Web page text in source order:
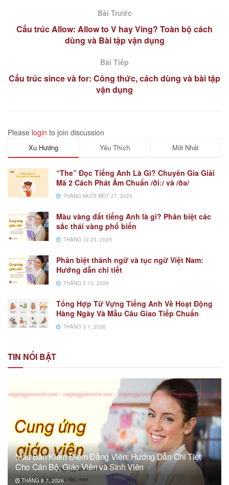
Bài Trước
Cấu trúc Allow: Allow to V hay Ving? Toàn bộ cách
dùng và Bài tập vận dụng
Bài Tiếp
Cấu trúc since và for: Công thức, cách dùng và bài tập
vận dụng
Please login to join discussion
Xu Hướng Yêu Thích Mới Nhất
“The” Đọc Tiếng Anh Là Gì? Chuyên Gia Giải
Mã 2 Cách Phát Âm Chuẩn /ðiː/ và /ðə/
THÁNG MƯỜI MỘT 27, 2025
Màu vàng đất tiếng Anh là gì? Phân biệt các
sắc thái vàng phổ biến
THÁNG 12 23, 2025
Phân biệt thành ngữ và tục ngữ Việt Nam:
Hướng dẫn chi tiết
THÁNG 3 15, 2026
Tổng Hợp Từ Vựng Tiếng Anh Về Hoạt Động
Hàng Ngày Và Mẫu Câu Giao Tiếp Chuẩn
THÁNG 3 1, 2026
TIN NỔI BẬT
Mẫu Bản Kiểm Điểm Đảng Viên: Hướng Dẫn Chi Tiết
Cho Cán Bộ, Giáo Viên và Sinh Viên
THÁNG 8 7, 2026